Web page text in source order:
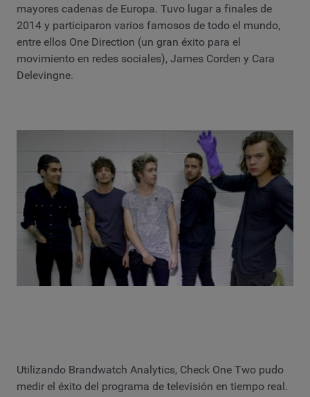
mayores cadenas de Europa. Tuvo lugar a finales de
2014 y participaron varios famosos de todo el mundo,
entre ellos One Direction (un gran éxito para el
movimiento en redes sociales), James Corden y Cara
Delevingne.
Utilizando Brandwatch Analytics, Check One Two pudo
medir el éxito del programa de televisión en tiempo real.